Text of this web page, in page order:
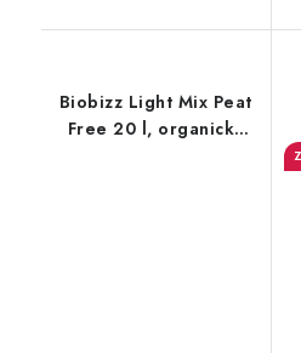
Biobizz Light Mix Peat
Free 20 l, organický